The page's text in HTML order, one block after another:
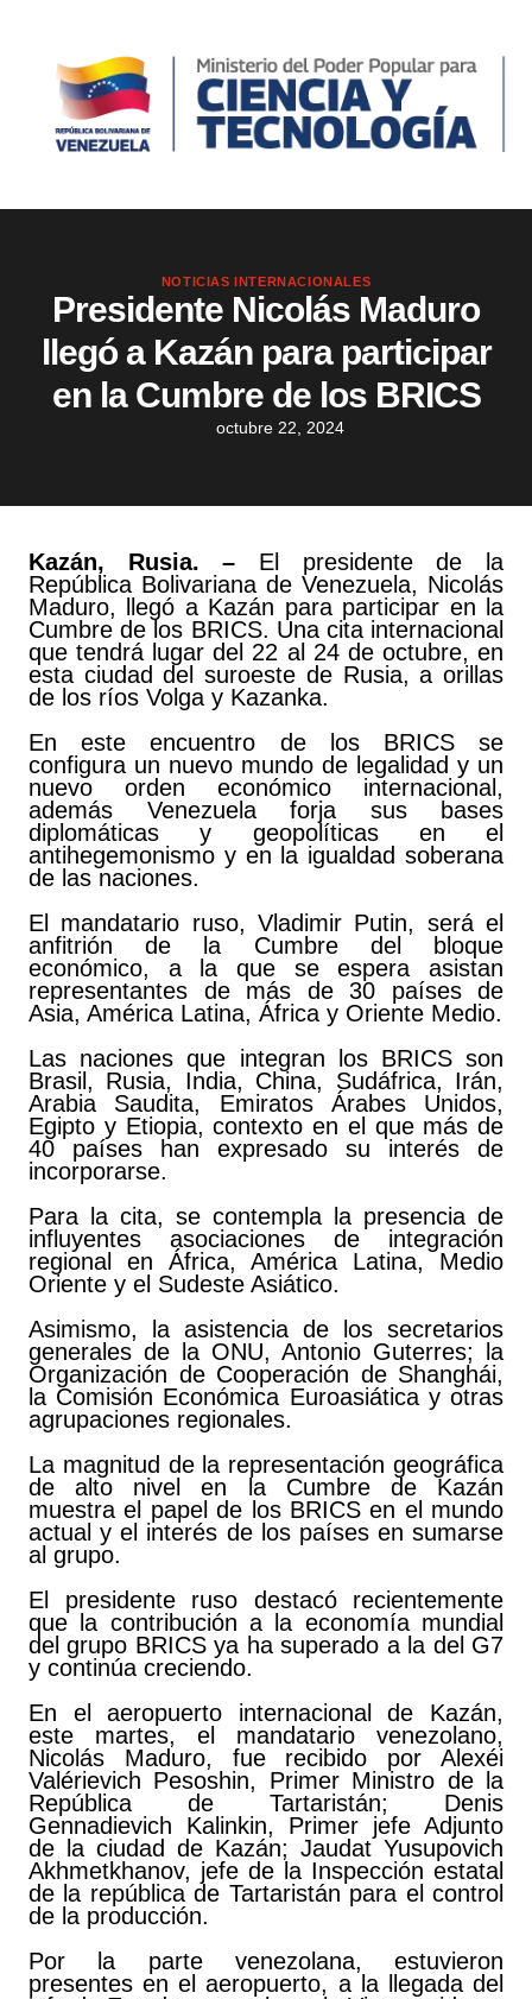
NOTICIAS INTERNACIONALES
Presidente Nicolás Maduro
llegó a Kazán para participar
en la Cumbre de los BRICS
octubre 22, 2024
Kazán, Rusia. – El presidente de la
República Bolivariana de Venezuela, Nicolás
Maduro, llegó a Kazán para participar en la
Cumbre de los BRICS. Una cita internacional
que tendrá lugar del 22 al 24 de octubre, en
esta ciudad del suroeste de Rusia, a orillas
de los ríos Volga y Kazanka.
En este encuentro de los BRICS se
configura un nuevo mundo de legalidad y un
nuevo orden económico internacional,
además Venezuela forja sus bases
diplomáticas y geopolíticas en el
antihegemonismo y en la igualdad soberana
de las naciones.
El mandatario ruso, Vladimir Putin, será el
anfitrión de la Cumbre del bloque
económico, a la que se espera asistan
representantes de más de 30 países de
Asia, América Latina, África y Oriente Medio.
Las naciones que integran los BRICS son
Brasil, Rusia, India, China, Sudáfrica, Irán,
Arabia Saudita, Emiratos Árabes Unidos,
Egipto y Etiopia, contexto en el que más de
40 países han expresado su interés de
incorporarse.
Para la cita, se contempla la presencia de
influyentes asociaciones de integración
regional en África, América Latina, Medio
Oriente y el Sudeste Asiático.
Asimismo, la asistencia de los secretarios
generales de la ONU, Antonio Guterres; la
Organización de Cooperación de Shanghái,
la Comisión Económica Euroasiática y otras
agrupaciones regionales.
La magnitud de la representación geográfica
de alto nivel en la Cumbre de Kazán
muestra el papel de los BRICS en el mundo
actual y el interés de los países en sumarse
al grupo.
El presidente ruso destacó recientemente
que la contribución a la economía mundial
del grupo BRICS ya ha superado a la del G7
y continúa creciendo.
En el aeropuerto internacional de Kazán,
este martes, el mandatario venezolano,
Nicolás Maduro, fue recibido por Alexéi
Valérievich Pesoshin, Primer Ministro de la
República de Tartaristán; Denis
Gennadievich Kalinkin, Primer jefe Adjunto
de la ciudad de Kazán; Jaudat Yusupovich
Akhmetkhanov, jefe de la Inspección estatal
de la república de Tartaristán para el control
de la producción.
Por la parte venezolana, estuvieron
presentes en el aeropuerto, a la llegada del